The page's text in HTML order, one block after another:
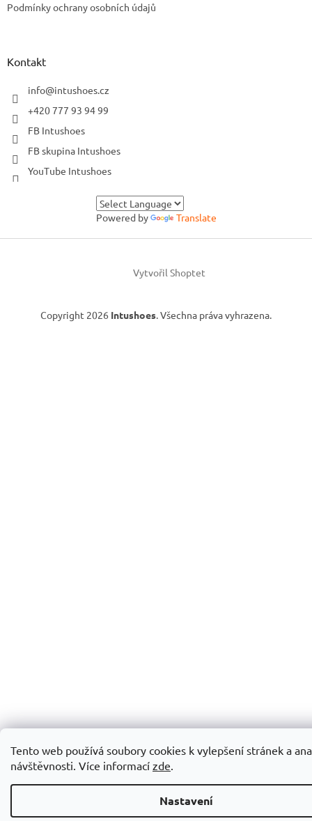
Tento web používá soubory cookies k vylepšení stránek a
návštěvnosti. Více informací zde.
Nastavení
🛠️ Technická přestávka: Od pátku 31. 7. do pondělí 10. 8. budu na e-shopu
Podmínky ochrany osobních údajů
Kontakt
info@intushoes.cz
+420 777 93 94 99
FB Intushoes
FB skupina Intushoes
YouTube Intushoes
Powered by Translate
Vytvořil Shoptet
Copyright 2026 Intushoes. Všechna práva vyhrazena.